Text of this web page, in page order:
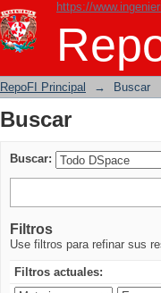
https://
Buscar
RepoFI Principal → Buscar
Buscar
Buscar:
Filtros
Use filtros para refinar sus
Filtros actuales: